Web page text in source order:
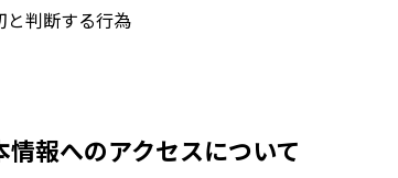
と判断する行為
報へのアクセスについて